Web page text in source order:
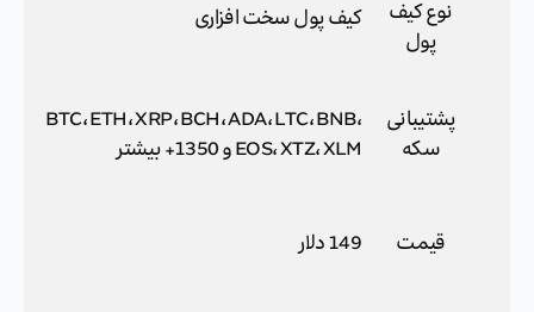
نوع کیف
پول
کیف پول سخت افزاری
پشتیبانی
سکه
BTC، ETH، XRP، BCH، ADA، LTC، BNB،
EOS، XTZ، XLM و 1350+ بیشتر
قیمت 149 دلار